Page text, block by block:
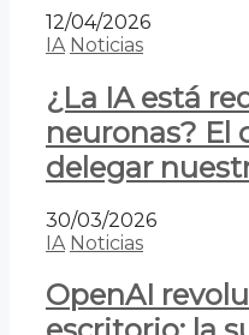
12/04/2026
IA Noticias
¿La IA está
neuronas? El
delegar
30/03/2026
IA Noticias
OpenAI